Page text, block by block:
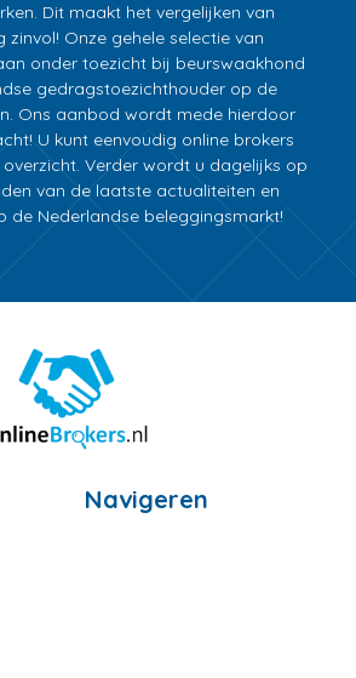
Dit maakt het vergelijken van
zinvol! Onze gehele selectie van
onder toezicht bij beurswaakhond
gedragstoezichthouder op de
Ons aanbod wordt mede hierdoor
U kunt eenvoudig online brokers
Verder wordt u dagelijks op
van de laatste actualiteiten en
de Nederlandse beleggingsmarkt!
Navigeren